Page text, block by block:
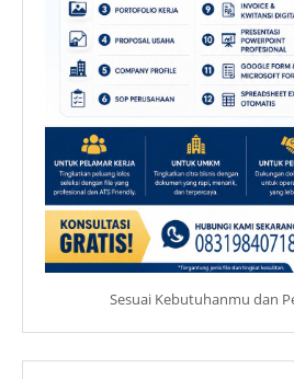
Sesuai Kebutuhanmu dan